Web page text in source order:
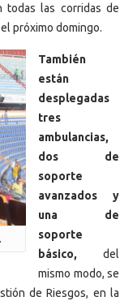
todas las corridas de
próximo domingo.
También
están
desplegadas
tres
ambulancias,
dos de
soporte
avanzados y
una de
soporte
básico, del
mismo modo, se
de Riesgos, en la